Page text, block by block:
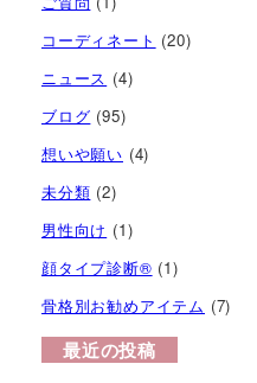
コーディネート (20)
ニュース (4)
ブログ (95)
想いや願い (4)
未分類 (2)
男性向け (1)
顔タイプ診断®︎ (1)
骨格別お勧めアイテム (7)
最近の投稿